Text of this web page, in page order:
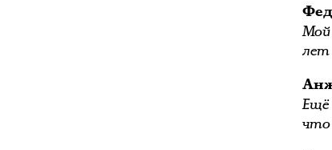
Мой
лет
Ещё
что